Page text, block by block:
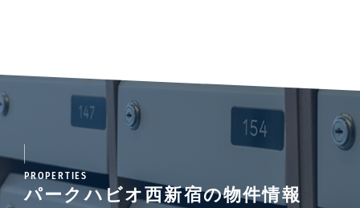
PROPERTIES
パークハビオ西新宿の物件情報